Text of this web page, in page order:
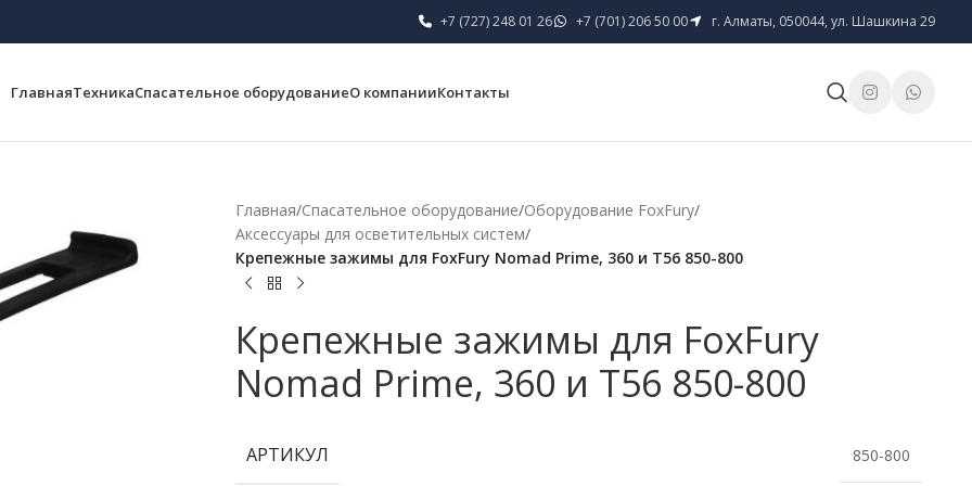
+7 (727) 248 01 26 +7 (701) 206 50 00 г. Алматы, 050044, ул. Шашкина 29
ГлавнаяТехникаСпасательное оборудованиеО компанииКонтакты
Главная/Спасательное оборудование/Оборудование FoxFury/
Аксессуары для осветительных систем/
Крепежные зажимы для FoxFury Nomad Prime, 360 и T56 850-800
Крепежные зажимы для FoxFury
Nomad Prime, 360 и T56 850-800
АРТИКУЛ 850-800